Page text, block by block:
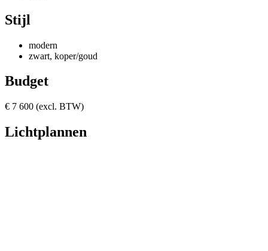
Stijl
modern
zwart, koper/goud
Budget
€ 7 600 (excl. BTW)
Lichtplannen